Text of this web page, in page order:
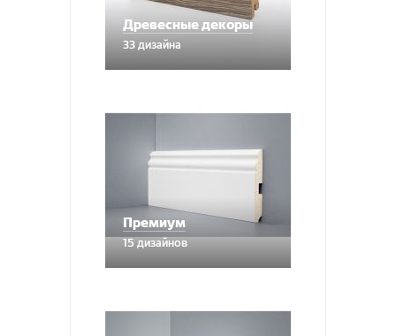
Древесные декоры
33 дизайна
Премиум
15 дизайнов